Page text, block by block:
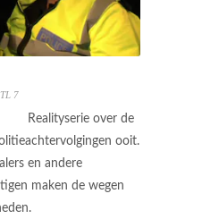
7
Realityserie over de
ooit.
en andere
maken de wegen